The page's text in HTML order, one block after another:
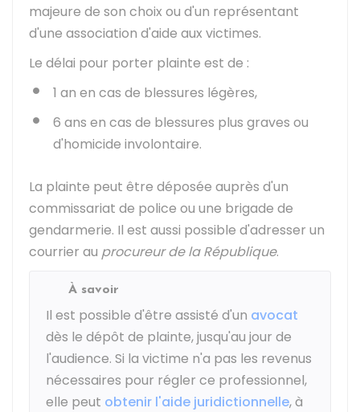
majeure de son choix ou d'un représentant
d'une association d'aide aux victimes.
Le délai pour porter plainte est de :
1 an en cas de blessures légères,
6 ans en cas de blessures plus graves ou
d'homicide involontaire.
La plainte peut être déposée auprès d'un
commissariat de police ou une brigade de
gendarmerie. Il est aussi possible d'adresser un
courrier au procureur de la République.
À savoir
Il est possible d'être assisté d'un avocat
dès le dépôt de plainte, jusqu'au jour de
l'audience. Si la victime n'a pas les revenus
nécessaires pour régler ce professionnel,
elle peut obtenir l'aide juridictionnelle, à